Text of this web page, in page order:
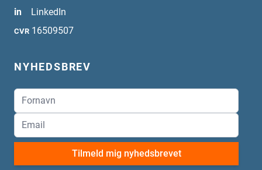
in
LinkedIn
CVR 16509507
NYHEDSBREV
Tilmeld mig nyhedsbrevet